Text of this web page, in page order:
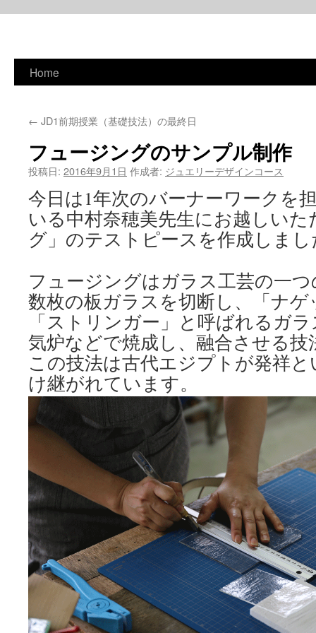
コ
テ
ン
ツ
プ
Home
← JD1前期授業（基礎技法）の最終日
フュージングのサンプル制作
投稿日: 2016年9月1日 作成者: ジュエリーデザインコース
今日は1年次のバーナーワークを
いる中村奈穂美先生にお越しい
グ」のテストピースを作成しま
フュージングはガラス工芸の一
数枚の板ガラスを切断し、「ナ
「ストリンガー」と呼ばれるガ
気炉などで焼成し、融合させる技
この技法は古代エジプトが発祥
け継がれています。